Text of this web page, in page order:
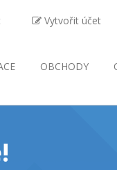
Vytvořit účet
OBCHODY